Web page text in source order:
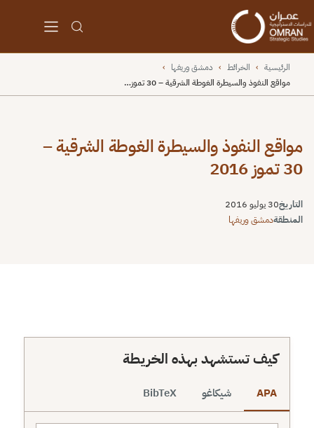
الرئيسية › الخرائط › دمشق وريفها ›
مواقع النفوذ والسيطرة الغوطة الشرقية – 30 تموز…
مواقع النفوذ والسيطرة الغوطة الشرقية –
30 تموز 2016
التاريخ30 يوليو 2016
المنطقةدمشق وريفها
كيف تستشهد بهذه الخريطة
APA شيكاغو BibTeX